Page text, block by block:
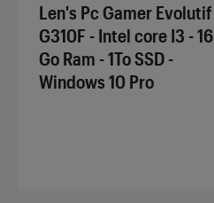
Len's Pc Gamer Evolutif
G310F - Intel core I3 - 16
Go Ram - 1To SSD -
Windows 10 Pro